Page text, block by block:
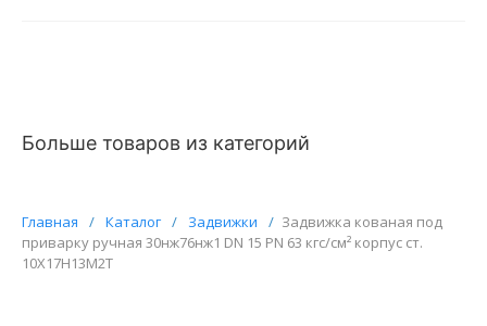
Больше товаров из категорий
Главная / Каталог / Задвижки / Задвижка кованая под
приварку ручная 30нж76нж1 DN 15 PN 63 кгс/см² корпус ст.
10Х17Н13М2Т